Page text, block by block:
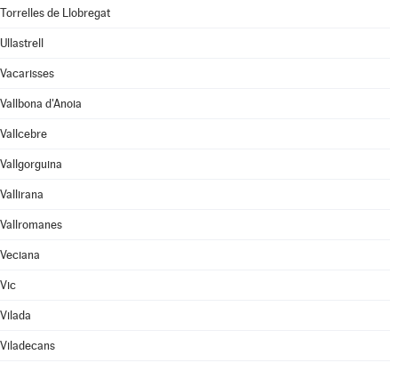
Torrelles de Llobregat
Ullastrell
Vacarisses
Vallbona d'Anoia
Vallcebre
Vallgorguina
Vallirana
Vallromanes
Veciana
Vic
Vilada
Viladecans